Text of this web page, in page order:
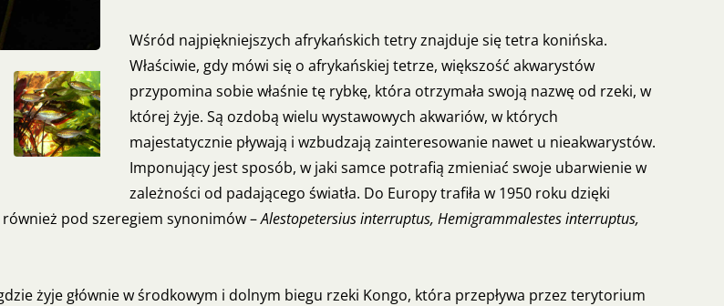
Wśród najpiękniejszych afrykańskich tetry znajduje się tetra konińska.
Właściwie, gdy mówi się o afrykańskiej tetrze, większość akwarystów
przypomina sobie właśnie tę rybkę, która otrzymała swoją nazwę od rzeki, w
której żyje. Są ozdobą wielu wystawowych akwariów, w których
majestatycznie pływają i wzbudzają zainteresowanie nawet u nieakwarystów.
Imponujący jest sposób, w jaki samce potrafią zmieniać swoje ubarwienie w
zależności od padającego światła. Do Europy trafiła w 1950 roku dzięki
pod szeregiem synonimów –Alestopetersius interruptus, Hemigrammalestes interruptus,
żyje głównie w środkowym i dolnym biegu rzeki Kongo, która przepływa przez terytorium